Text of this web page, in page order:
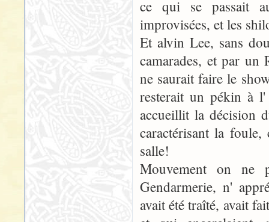
ce qui se passait
improvisées, et les
Et alvin Lee, sans
camarades, et par un
ne saurait faire le
resterait un pékin à l'
accueillit la décision
caractérisant la
salle!
Mouvement on ne
Gendarmerie, n'
avait été traîté, avait